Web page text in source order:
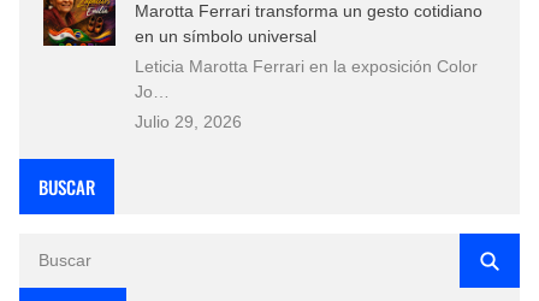
Marotta Ferrari transforma un gesto cotidiano
en un símbolo universal
Leticia Marotta Ferrari en la exposición Color
Jo…
Julio 29, 2026
BUSCAR